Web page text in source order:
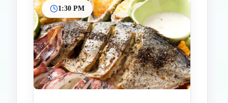
1:30 PM